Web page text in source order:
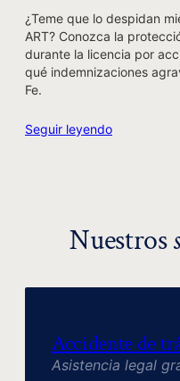
¿Teme que lo despidan
ART? Conozca la
durante la licencia por
qué indemnizaciones
Fe.
Seguir leyendo
Nuestros
Accidente de
Asistencia legal